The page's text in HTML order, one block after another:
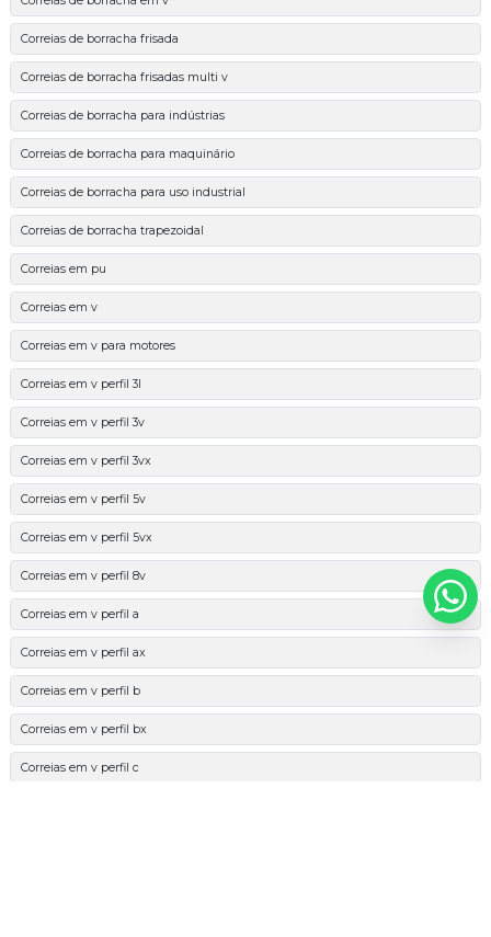
Correias de borracha frisada
Correias de borracha frisadas multi v
Correias de borracha para indústrias
Correias de borracha para maquinário
Correias de borracha para uso industrial
Correias de borracha trapezoidal
Correias em pu
Correias em v
Correias em v para motores
Correias em v perfil 3l
Correias em v perfil 3v
Correias em v perfil 3vx
Correias em v perfil 5v
Correias em v perfil 5vx
Correias em v perfil 8v
Correias em v perfil a
Correias em v perfil ax
Correias em v perfil b
Correias em v perfil bx
Correias em v perfil c